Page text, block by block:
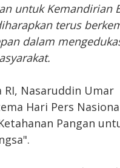
untuk Kemandirian
terus
dalam
RI, Nasaruddin Umar
Hari Pers
Pangan